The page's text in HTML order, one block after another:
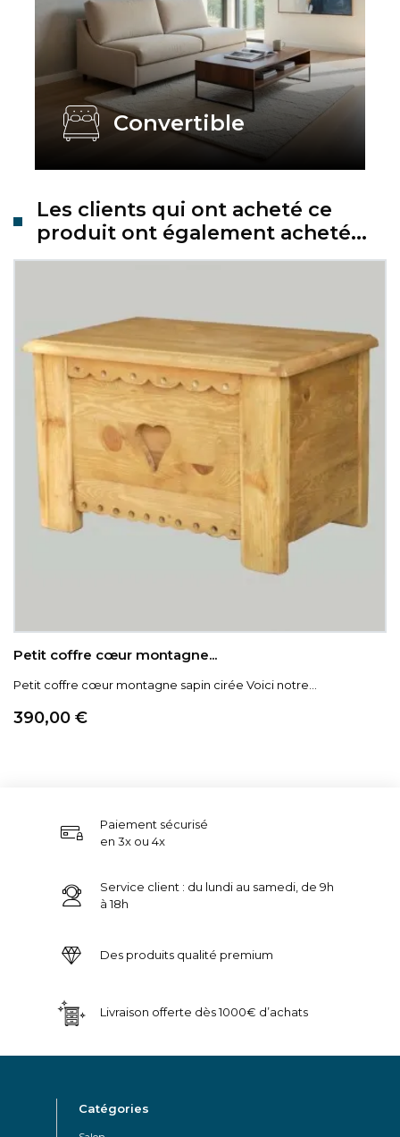
Convertible
Les clients qui ont acheté ce
produit ont également acheté...
Petit coffre cœur montagne...
Petit coffre cœur montagne sapin cirée Voici notre...
Prix
390,00 €
Paiement sécurisé
en 3x ou 4x
Service client : du lundi au samedi, de 9h
à 18h
Des produits qualité premium
Livraison offerte dès 1000€ d’achats
Catégories